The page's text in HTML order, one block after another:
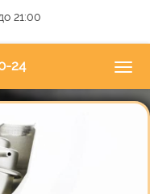
21:00
24